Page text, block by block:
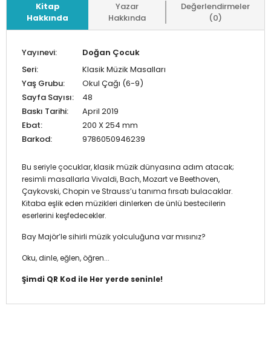
Kitap
Hakkında
Yazar
Hakkında
Değerlendirmeler
(0)
Yayınevi:
Doğan Çocuk
Seri:
Klasik Müzik Masalları
Yaş Grubu:
Okul Çağı (6-9)
Sayfa Sayısı:
48
Baskı Tarihi:
April 2019
Ebat:
200 X 254 mm
Barkod:
9786050946239
Bu seriyle çocuklar, klasik müzik dünyasına adım atacak;
resimli masallarla Vivaldi, Bach, Mozart ve Beethoven,
Çaykovski, Chopin ve Strauss’u tanıma fırsatı bulacaklar.
Kitaba eşlik eden müzikleri dinlerken de ünlü bestecilerin
eserlerini keşfedecekler.
Bay Majör’le sihirli müzik yolculuğuna var mısınız?
Oku, dinle, eğlen, öğren...
Şimdi QR Kod ile Her yerde seninle!